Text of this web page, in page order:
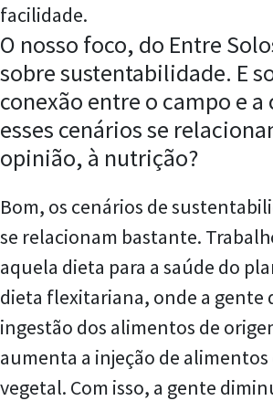
facilidade.
O nosso foco, do Entre
sobre sustentabilidade. E
conexão entre o campo e a
esses cenários se
opinião, à nutrição?
Bom, os cenários de
se relacionam bastante.
aquela dieta para a saúde do
dieta flexitariana, onde a gente
ingestão dos alimentos de
aumenta a injeção de alimentos
vegetal. Com isso, a gente